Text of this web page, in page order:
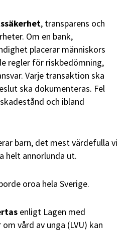
, transparens och
Om en bank,
placerar människors
regler för riskbedömning,
Varje transaktion ska
ska dokumenteras. Fel
och ibland
barn, det mest värdefulla vi
helt annorlunda ut.
oroa hela Sverige.
enligt Lagen med
vård av unga (LVU) kan